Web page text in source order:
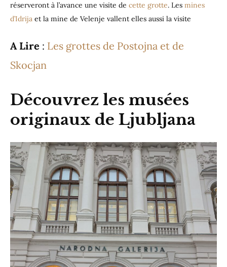
réserveront à l’avance une visite de cette grotte. Les mines
d’Idrija et la mine de Velenje vallent elles aussi la visite
A Lire : Les grottes de Postojna et de
Skocjan
Découvrez les musées
originaux de Ljubljana